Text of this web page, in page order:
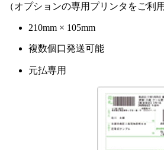
（オプションの専用プリンタをご利
210mm × 105mm
複数個口発送可能
元払専用